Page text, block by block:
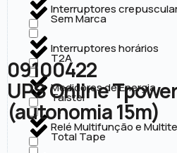
Interruptores
Interruptores horários
Medidores de Energia
Relé Multifunção e
Sem Marca
T2A
Taistel
Total Tape
09100422
UPS Online
(autonomia 15m)